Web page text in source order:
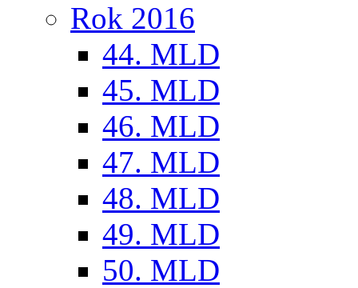
Rok 2016
44. MLD
45. MLD
46. MLD
47. MLD
48. MLD
49. MLD
50. MLD